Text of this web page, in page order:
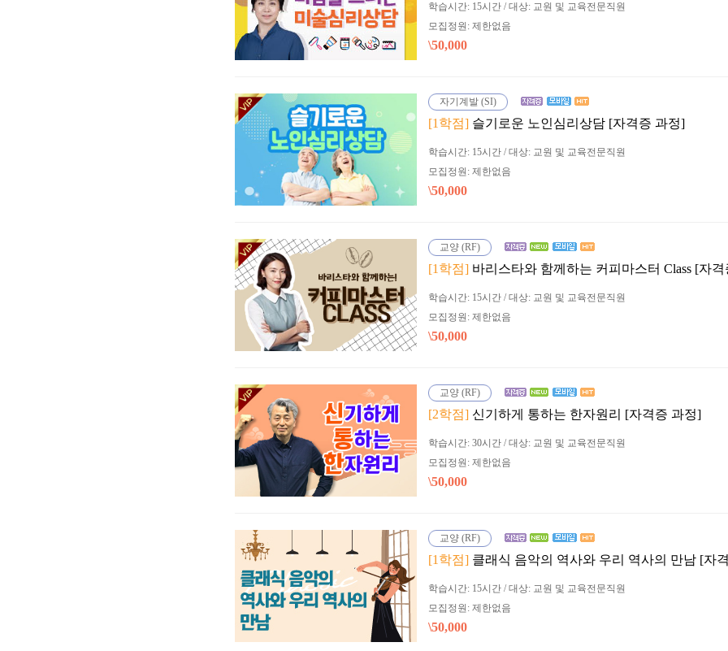
학습시간: 15시간 / 대상: 교원 및 교육전문직원
모집정원: 제한없음
\50,000
자기계발 (SI)
[1학점] 슬기로운 노인심리상담 [자격증 과정]
학습시간: 15시간 / 대상: 교원 및 교육전문직원
모집정원: 제한없음
\50,000
교양 (RF)
[1학점] 바리스타와 함께하는 커피마스터 Class [자
학습시간: 15시간 / 대상: 교원 및 교육전문직원
모집정원: 제한없음
\50,000
교양 (RF)
[2학점] 신기하게 통하는 한자원리 [자격증 과정]
학습시간: 30시간 / 대상: 교원 및 교육전문직원
모집정원: 제한없음
\50,000
교양 (RF)
[1학점] 클래식 음악의 역사와 우리 역사의 만남 [자
학습시간: 15시간 / 대상: 교원 및 교육전문직원
모집정원: 제한없음
\50,000